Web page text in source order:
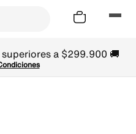
a $299.900 🚚